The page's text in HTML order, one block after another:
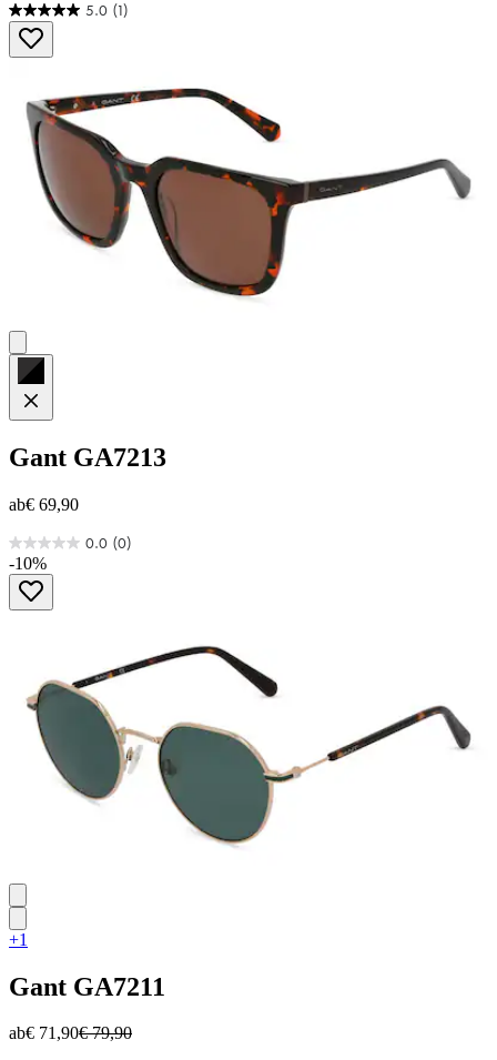
5.0 (1)
5.0
von
5
Bewertung
Gant GA7213
ab€ 69,90
0.0 (0)
0.0
von
Sternen.
-10%
+1
Gant GA7211
ab€ 71,90€ 79,90